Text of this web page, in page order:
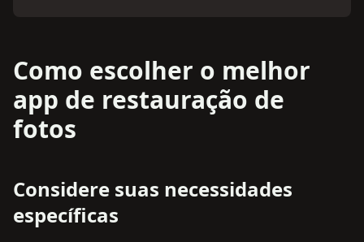
Como escolher o melhor
app de restauração de
fotos
Considere suas necessidades
específicas